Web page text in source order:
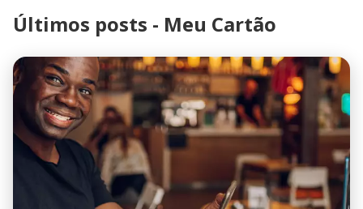
Últimos posts - Meu Cartão